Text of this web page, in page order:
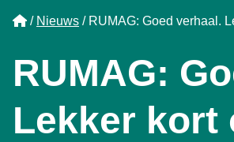
Home
Nieuws RUMAG: Goed verhaal.
RUMAG:
Lekker kort